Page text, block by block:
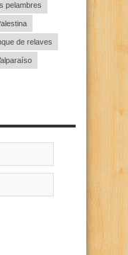
pelambres
de relaves